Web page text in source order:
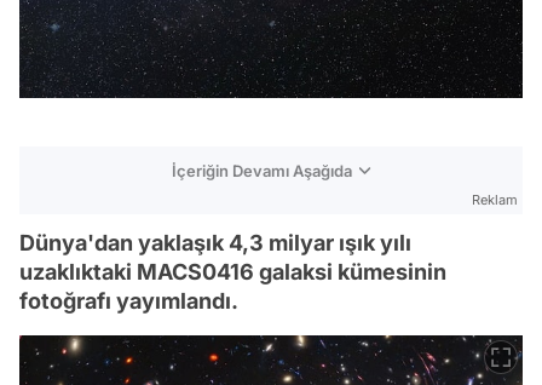
İçeriğin Devamı Aşağıda
Reklam
Dünya'dan yaklaşık 4,3 milyar ışık yılı
uzaklıktaki MACS0416 galaksi kümesinin
fotoğrafı yayımlandı.